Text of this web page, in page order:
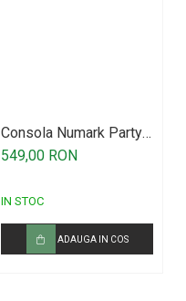
Consola Numark Party
Mix MKII
549,00 RON
IN STOC
ADAUGA IN COS